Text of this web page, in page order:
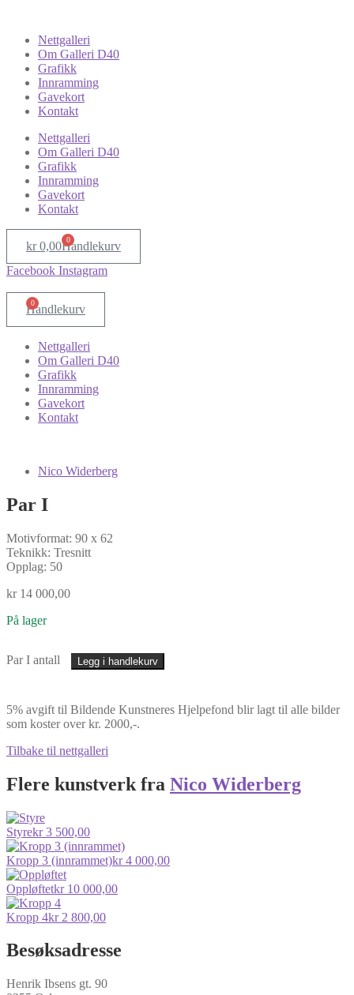
Nettgalleri
Om Galleri D40
Grafikk
Innramming
Gavekort
Kontakt
Nettgalleri
Om Galleri D40
Grafikk
Innramming
Gavekort
Kontakt
kr0,00 0
Handlekurv
Facebook Instagram
0
Handlekurv
Nettgalleri
Om Galleri D40
Grafikk
Innramming
Gavekort
Kontakt
Nico Widerberg
Par I
Motivformat: 90 x 62
Teknikk: Tresnitt
Opplag: 50
kr14 000,00
På lager
Par I antall Legg i handlekurv
5% avgift til Bildende Kunstneres Hjelpefond blir lagt til alle bilder
som koster over kr. 2000,-.
Tilbake til nettgalleri
Flere kunstverk fra Nico Widerberg
Styrekr3 500,00
Kropp 3 (innrammet)kr4 000,00
Oppløftetkr10 000,00
Kropp 4kr2 800,00
Besøksadresse
Henrik Ibsens gt. 90